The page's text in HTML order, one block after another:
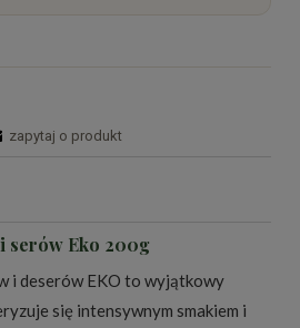
zapytaj o produkt
serów Eko 200g
i deserów EKO to wyjątkowy
się intensywnym smakiem i